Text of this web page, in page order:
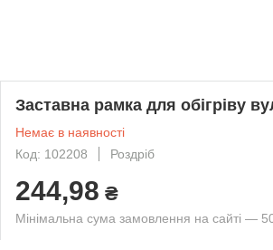
Заставна рамка для обігріву
Немає в наявності
Код: 102208
Роздріб
244,98 ₴
Мінімальна сума замовлення на сайті —